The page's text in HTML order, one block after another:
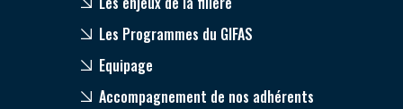
Les Programmes du GIFAS
Equipage
Accompagnement de nos adhérents